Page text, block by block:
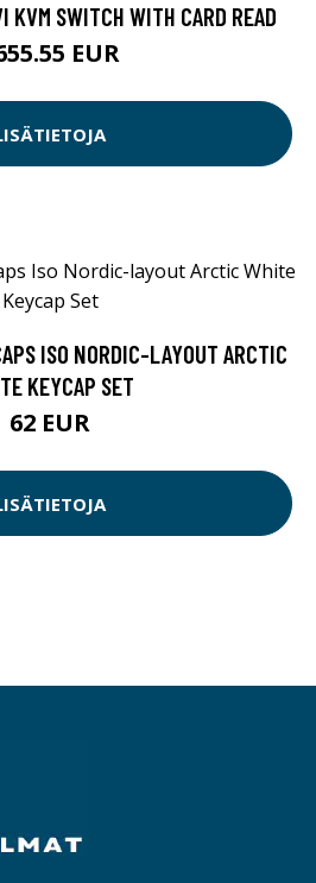
SWITCH WITH CARD READ
EUR
ISO NORDIC-LAYOUT ARCTIC
KEYCAP SET
62 EUR